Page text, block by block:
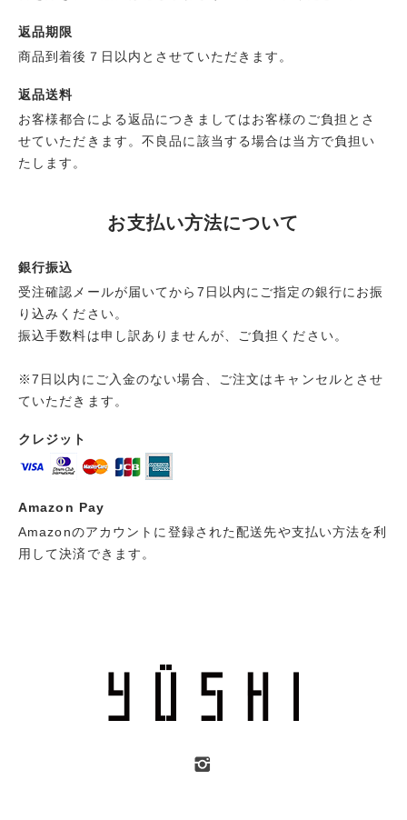
返品期限
商品到着後７日以内とさせていただきます。
返品送料
お客様都合による返品につきましてはお客様のご負担とさ
せていただきます。不良品に該当する場合は当方で負担い
たします。
お支払い方法について
銀行振込
受注確認メールが届いてから7日以内にご指定の銀行にお振
り込みください。
振込手数料は申し訳ありませんが、ご負担ください。
※7日以内にご入金のない場合、ご注文はキャンセルとさせ
ていただきます。
クレジット
Amazon Pay
Amazonのアカウントに登録された配送先や支払い方法を利
用して決済できます。